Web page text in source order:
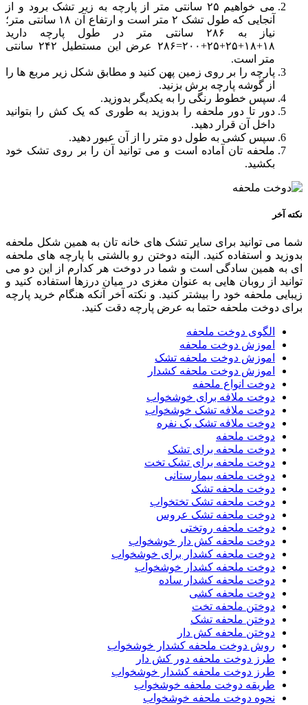
می خواهیم ۲۵ سانتی متر از پارچه به زیر تشک برود و از
آنجایی که طول تشک ۲ متر است و ارتفاع آن ۱۸ سانتی متر؛
نیاز به ۲۸۶ سانتی متر در طول پارچه دارید
۱۸+۱۸+۲۵+۲۵+۲۰۰=۲۸۶ عرض این مستطیل ۲۴۲ سانتی
متر است.
پارچه را بر روی زمین پهن کنید و مطابق شکل زیر مربع ها را
از گوشه پارچه برش بزنید.
سپس خطوط رنگی را به یکدیگر بدوزید.
دور تا دور ملحفه را بدوزید به طوری که یک کش را بتوانید
داخل آن قرار دهید.
سپس کشی به طول دو متر را از آن عبور دهید.
ملحفه تان آماده است و می توانید آن را بر روی تشک خود
بکشید.
نکته آخر
شما می توانید برای سایر تشک های خانه تان به همین شکل ملحفه
بدوزید و استفاده کنید. البته دوختن رو بالشتی با پارچه های ملحفه
ای به همین سادگی است و شما در دوخت هر کدارم از این دو می
توانید از روبان هایی به عنوان مغزی در میان درزها استفاده کنید و
زیبایی ملحفه خود را بیشتر کنید. و نکته آخر آنکه هنگام خرید پارچه
برای دوخت ملحفه حتما به عرض پارچه دقت کنید.
الگوی دوخت ملحفه
اموزش دوخت ملحفه
اموزش دوخت ملحفه تشک
اموزش دوخت ملحفه کشدار
دوخت انواع ملحفه
دوخت ملافه برای خوشخواب
دوخت ملافه تشک خوشخواب
دوخت ملافه تشک یک نفره
دوخت ملحفه
دوخت ملحفه برای تشک
دوخت ملحفه برای تشک تخت
دوخت ملحفه بیمارستانی
دوخت ملحفه تشک
دوخت ملحفه تشک تختخواب
دوخت ملحفه تشک عروس
دوخت ملحفه روتختی
دوخت ملحفه کش دار خوشخواب
دوخت ملحفه کشدار برای خوشخواب
دوخت ملحفه کشدار خوشخواب
دوخت ملحفه کشدار ساده
دوخت ملحفه کشی
دوختن ملحفه تخت
دوختن ملحفه تشک
دوختن ملحفه کش دار
روش دوخت ملحفه کشدار خوشخواب
طرز دوخت ملحفه دور کش دار
طرز دوخت ملحفه کشدار خوشخواب
طریقه دوخت ملحفه خوشخواب
نحوه دوخت ملحفه خوشخواب